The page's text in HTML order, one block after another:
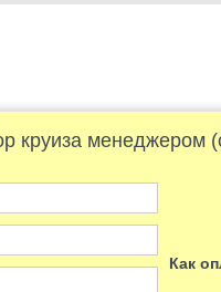
круиза менеджером
Как